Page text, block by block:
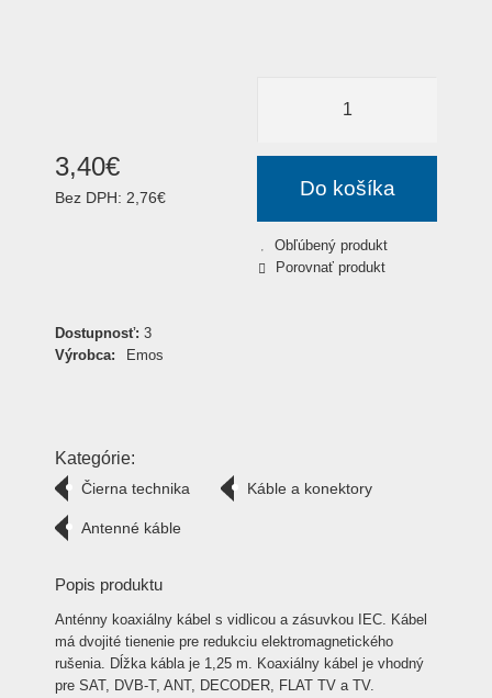
3,40€
Bez DPH: 2,76€ Do košíka
Obľúbený produkt
Porovnať produkt
Dostupnosť: 3
Výrobca:
Emos
Kategórie:
Čierna technika Káble a konektory
Antenné káble
Popis produktu
Anténny koaxiálny kábel s vidlicou a zásuvkou IEC. Kábel
má dvojité tienenie pre redukciu elektromagnetického
rušenia. Dĺžka kábla je 1,25 m. Koaxiálny kábel je vhodný
pre SAT, DVB-T, ANT, DECODER, FLAT TV a TV.